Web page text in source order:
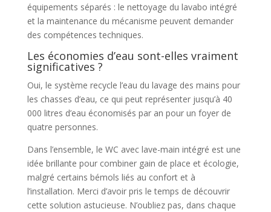
équipements séparés : le nettoyage du lavabo intégré
et la maintenance du mécanisme peuvent demander
des compétences techniques.
Les économies d’eau sont-elles vraiment
significatives ?
Oui, le système recycle l’eau du lavage des mains pour
les chasses d’eau, ce qui peut représenter jusqu’à 40
000 litres d’eau économisés par an pour un foyer de
quatre personnes.
Dans l’ensemble, le WC avec lave-main intégré est une
idée brillante pour combiner gain de place et écologie,
malgré certains bémols liés au confort et à
l’installation. Merci d’avoir pris le temps de découvrir
cette solution astucieuse. N’oubliez pas, dans chaque